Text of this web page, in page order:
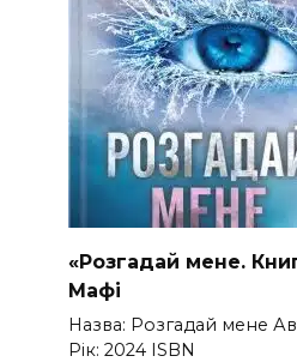
«Розгадай мене.
Мафі
Назва: Розгадай мене
Рік: 2024 ISBN